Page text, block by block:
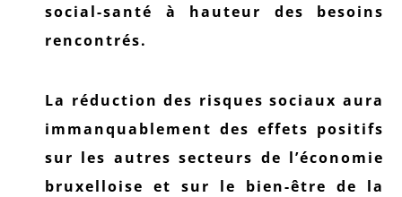
social-santé à hauteur des besoins
rencontrés.
La réduction des risques sociaux aura
immanquablement des effets positifs
sur les autres secteurs de l’économie
bruxelloise et sur le bien-être de la